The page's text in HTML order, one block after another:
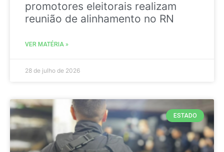
promotores eleitorais realizam
reunião de alinhamento no RN
VER MATÉRIA »
28 de julho de 2026
ESTADO